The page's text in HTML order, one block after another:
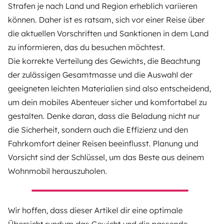
Strafen je nach Land und Region erheblich variieren
können. Daher ist es ratsam, sich vor einer Reise über
die aktuellen Vorschriften und Sanktionen in dem Land
zu informieren, das du besuchen möchtest.
Die korrekte Verteilung des Gewichts, die Beachtung
der zulässigen Gesamtmasse und die Auswahl der
geeigneten leichten Materialien sind also entscheidend,
um dein mobiles Abenteuer sicher und komfortabel zu
gestalten. Denke daran, dass die Beladung nicht nur
die Sicherheit, sondern auch die Effizienz und den
Fahrkomfort deiner Reisen beeinflusst. Planung und
Vorsicht sind der Schlüssel, um das Beste aus deinem
Wohnmobil herauszuholen.
Wir hoffen, dass dieser Artikel dir eine optimale